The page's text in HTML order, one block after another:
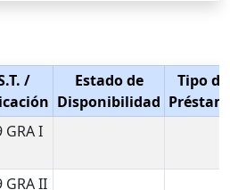
/
Estado de
Disponibilidad
Tipo de
GRA I
GRA II